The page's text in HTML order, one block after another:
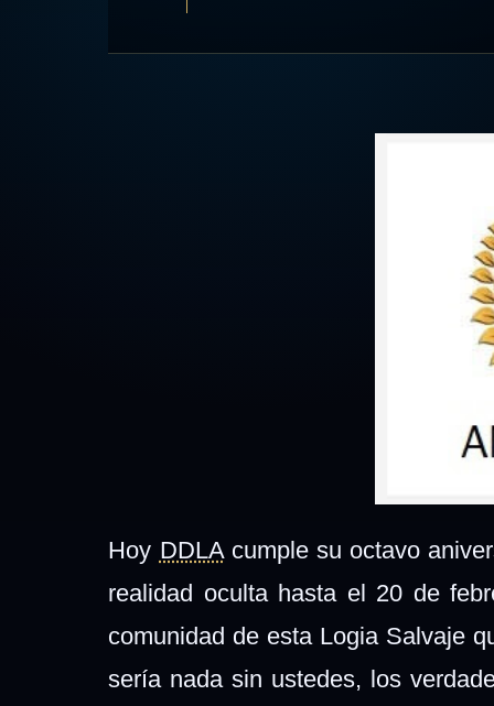
Hoy DDLAcumple su octavo
realidad oculta hasta el 20 de
comunidad de esta Logia Salvaje
sería nada sin ustedes, los